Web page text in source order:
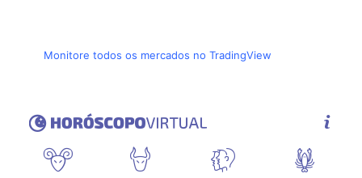
Monitore todos os mercados no TradingView